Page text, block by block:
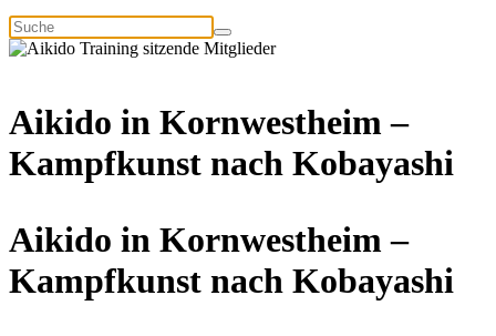
Aikido in Kornwestheim –
Kampfkunst nach Kobayashi
Aikido in Kornwestheim –
Kampfkunst nach Kobayashi